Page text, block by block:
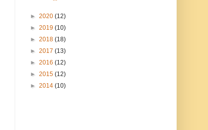
► 2020 (12)
► 2019 (10)
► 2018 (18)
► 2017 (13)
► 2016 (12)
► 2015 (12)
► 2014 (10)